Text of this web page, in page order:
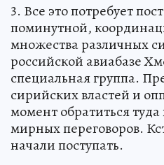
3. Все это потребует
поминутной,
множества различных
российской авиабазе
специальная группа.
сирийских властей и
момент обратиться
мирных переговоров.
начали поступать.